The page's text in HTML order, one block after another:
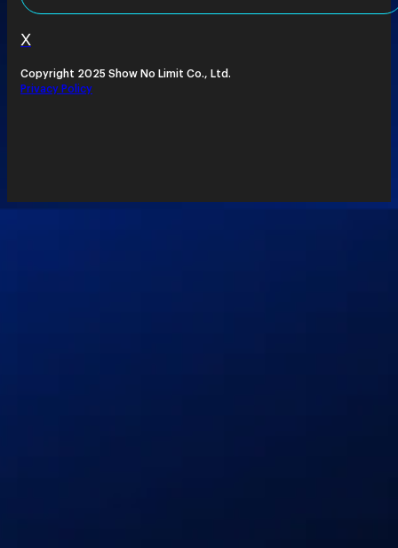
X
Copyright 2025 Show No Limit Co., Ltd.
Privacy Policy